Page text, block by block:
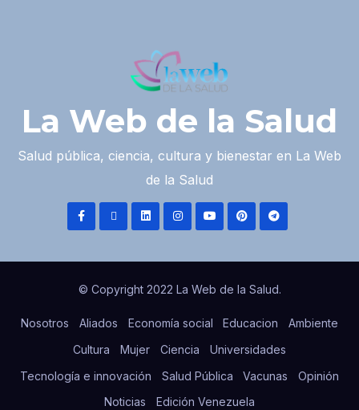
La Web de la Salud
Salud pública, ciencia, cultura y bienestar en La Web
de la Salud
© Copyright 2022 La Web de la Salud.
Nosotros Aliados Economía social Educacion
Ambiente
Cultura
Mujer Ciencia
Universidades
Tecnología e innovación
Salud Pública Vacunas
Opinión
Noticias
Edición Venezuela